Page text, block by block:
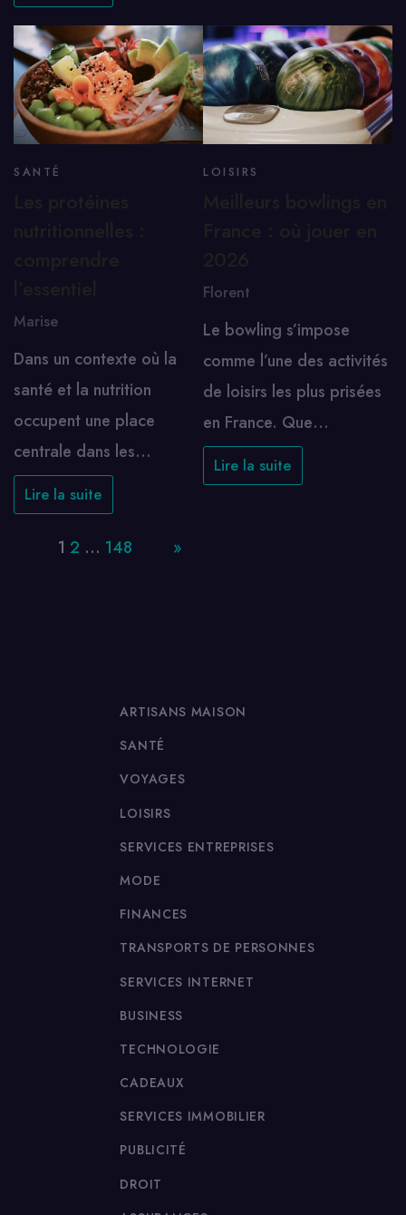
SANTÉ
Marise
Dans un contexte où la
santé et la nutrition
occupent une place
centrale dans les…
Lire la suite
LOISIRS
Florent
Le bowling s’impose
comme l’une des activités
de loisirs les plus prisées
en France. Que…
Lire la suite
1 2 … 148 »
ARTISANS MAISON
SANTÉ
VOYAGES
LOISIRS
SERVICES ENTREPRISES
MODE
FINANCES
TRANSPORTS DE PERSONNES
SERVICES INTERNET
BUSINESS
TECHNOLOGIE
CADEAUX
SERVICES IMMOBILIER
PUBLICITÉ
DROIT